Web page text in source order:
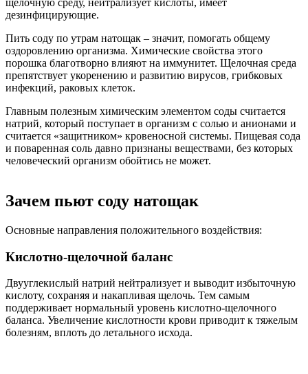
щелочную среду, нейтрализует кислоты, имеет
дезинфицирующие.
Пить соду по утрам натощак – значит, помогать общему
оздоровлению организма. Химические свойства этого
порошка благотворно влияют на иммунитет. Щелочная среда
препятствует укоренению и развитию вирусов, грибковых
инфекций, раковых клеток.
Главным полезным химическим элементом соды считается
натрий, который поступает в организм с солью и анионами и
считается «защитником» кровеносной системы. Пищевая сода
и поваренная соль давно признаны веществами, без которых
человеческий организм обойтись не может.
Зачем пьют соду натощак
Основные направления положительного воздействия:
Кислотно-щелочной баланс
Двууглекислый натрий нейтрализует и выводит избыточную
кислоту, сохраняя и накапливая щелочь. Тем самым
поддерживает нормальный уровень кислотно-щелочного
баланса. Увеличение кислотности крови приводит к тяжелым
болезням, вплоть до летального исхода.